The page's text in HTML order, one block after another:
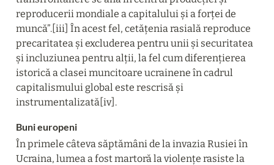
reproducerii mondiale a capitalului și a forței de
muncă”.[iii] În acest fel, cetățenia rasială reproduce
precaritatea și excluderea pentru unii și securitatea
și incluziunea pentru alții, la fel cum diferențierea
istorică a clasei muncitoare ucrainene în cadrul
capitalismului global este rescrisă și
instrumentalizată[iv].
Buni europeni
În primele câteva săptămâni de la invazia Rusiei în
Ucraina, lumea a fost martoră la violențe rasiste la